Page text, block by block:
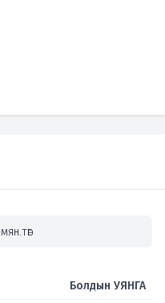
мян.төг
Болдын УЯНГА